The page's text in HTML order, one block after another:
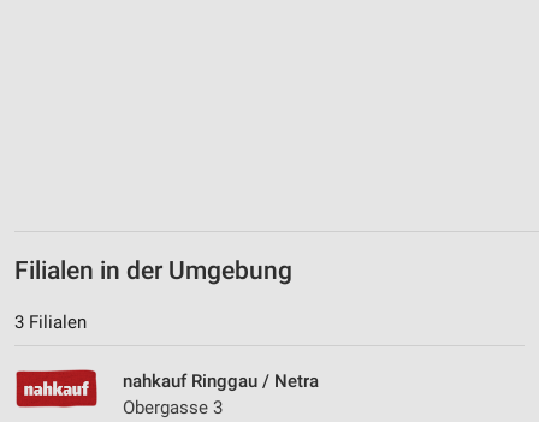
Filialen in der Umgebung
3 Filialen
nahkauf Ringgau / Netra
Obergasse 3
Analyse von Zielgruppen durch Statistiken oder
Kombinationen von Daten aus verschiedenen
Verwendung reduzierter Daten zur Auswahl von